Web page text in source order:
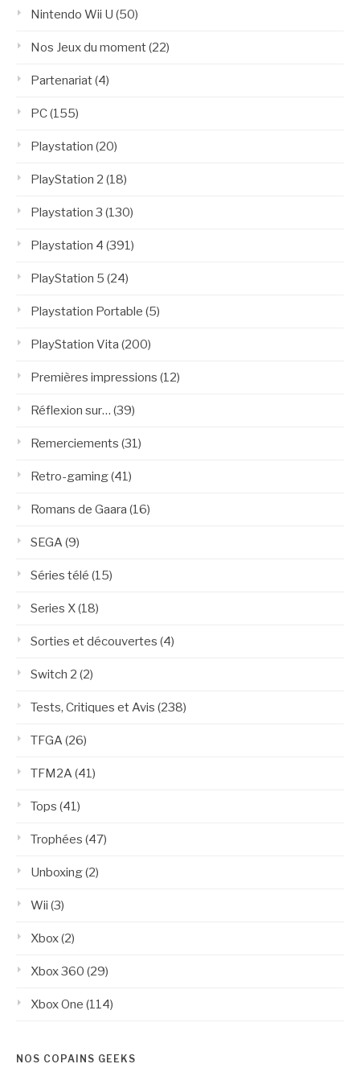
Nintendo Wii U (50)
Nos Jeux du moment(22)
Partenariat(4)
PC(155)
Playstation (20)
PlayStation 2 (18)
Playstation 3 (130)
Playstation 4 (391)
PlayStation 5 (24)
Playstation Portable (5)
PlayStation Vita (200)
Premières impressions (12)
Réflexion sur… (39)
Remerciements (31)
Retro-gaming(41)
Romans de Gaara (16)
SEGA(9)
Séries télé (15)
Series X(18)
Sorties et découvertes (4)
Switch 2 (2)
Tests, Critiques et Avis (238)
TFGA(26)
TFM2A(41)
Tops (41)
Trophées (47)
Unboxing(2)
Wii (3)
Xbox(2)
Xbox 360 (29)
Xbox One (114)
NOS COPAINS GEEKS